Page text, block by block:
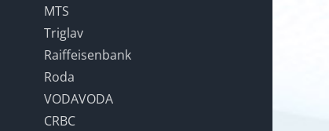
MTS
Triglav
Raiffeisenbank
Roda
VODAVODA
CRBC